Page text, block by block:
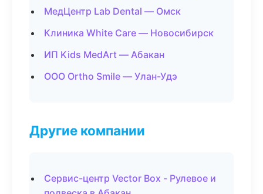
МедЦентр Lab Dental — Омск
Клиника White Care — Новосибирск
ИП Kids MedArt — Абакан
ООО Ortho Smile — Улан-Удэ
Другие компании
Сервис-центр Vector Box - Рулевое и